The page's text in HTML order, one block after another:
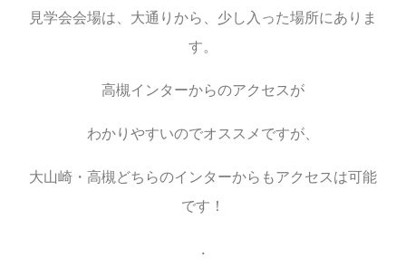
見学会会場は、大通りから、少し入った場所にありま
す。
高槻インターからのアクセスが
わかりやすいのでオススメですが、
大山崎・高槻どちらのインターからもアクセスは可能
です！
.